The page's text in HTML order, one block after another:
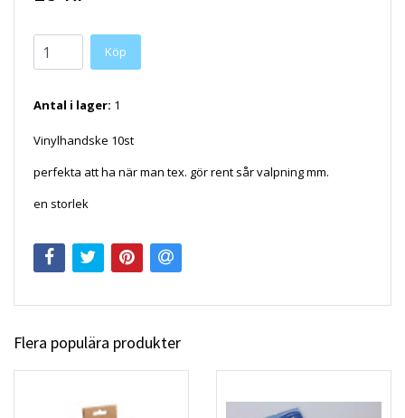
Köp
Antal i lager: 1
Vinylhandske 10st
perfekta att ha när man tex. gör rent sår valpning mm.
en storlek
Flera populära produkter